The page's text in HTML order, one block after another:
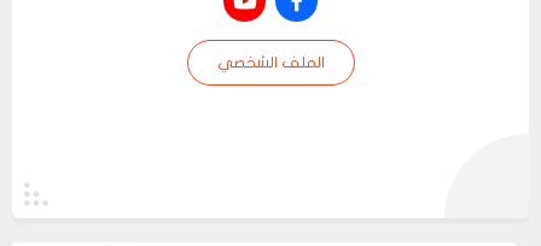
الملف الشخصي